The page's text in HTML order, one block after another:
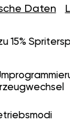
Daten
15%